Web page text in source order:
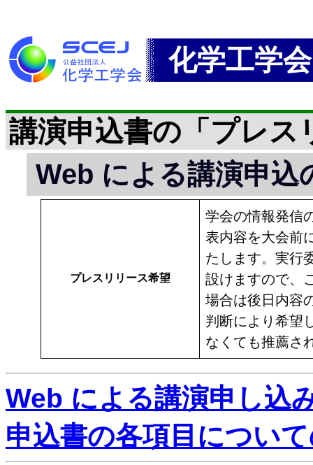
化学工学
講演申込書の「プレス
Web による講演申込
プレスリリース希望
学会の情報発信
表内容を大会前
たします。実行
設けますので、
場合は後日内容
判断により希望
なくても推薦さ
Web による講演申し込
申込書の各項目につい